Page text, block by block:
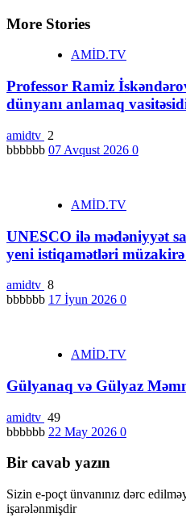
More Stories
AMİD.TV
Professor Ramiz
dünyanı anlamaq
amidtv 2
bbbbbb 07 Avqust 2026 0
AMİD.TV
UNESCO ilə mədəniyyət
yeni istiqamətləri
amidtv 8
bbbbbb 17 İyun 2026 0
AMİD.TV
Gülyanaq və Gülyaz
amidtv 49
bbbbbb 22 May 2026 0
Bir cavab yazın
Sizin e-poçt ünvanınız dərc
işarələnmişdir